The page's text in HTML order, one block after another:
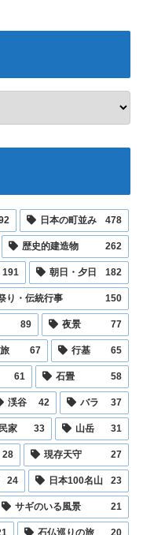
日本の町並み 478
歴史的建造物 262
191 朝日・夕日 182
り・伝統行事 150
89 夜景 77
67 行基 65
61 石畳 58
渓谷 42 バラ 37
家 33 山岳 31
28 現存天守 27
24 日本100名山 23
サギのいる風景 21
石仏巡りの旅 20